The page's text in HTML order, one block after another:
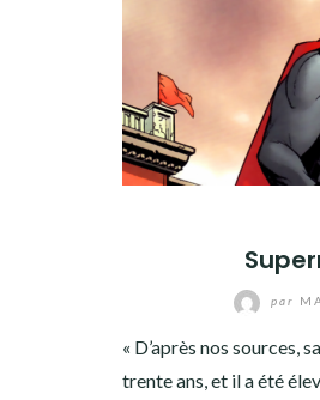
par
« D’après nos sources,
trente ans, et il a été